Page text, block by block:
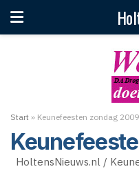
Start » Keunefeesten zondag 2009
HoltensNieuws.nl /